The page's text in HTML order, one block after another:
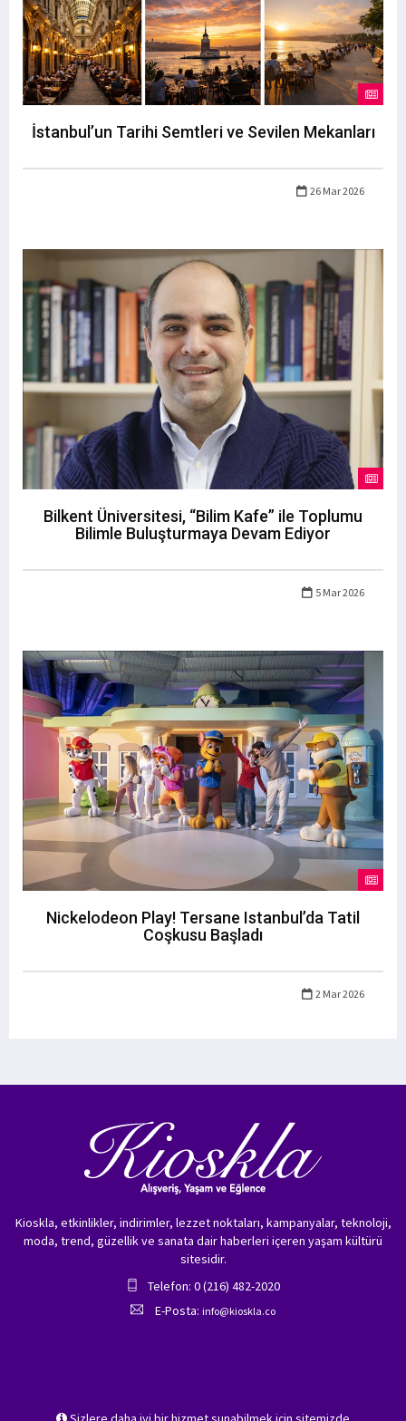
İstanbul’un Tarihi Semtleri ve Sevilen Mekanları
26 Mar 2026
Bilkent Üniversitesi, “Bilim Kafe” ile Toplumu
Bilimle Buluşturmaya Devam Ediyor
5 Mar 2026
Nickelodeon Play! Tersane Istanbul’da Tatil
Coşkusu Başladı
2 Mar 2026
Kioskla, etkinlikler, indirimler, lezzet noktaları, kampanyalar, teknoloji,
moda, trend, güzellik ve sanata dair haberleri içeren yaşam kültürü
sitesidir.
Telefon: 0 (216) 482-2020
E-Posta: info@kioskla.co